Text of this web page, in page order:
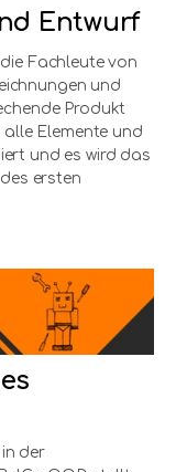
Entwurf
Fachleute von
und
Produkt
Elemente und
und es wird das
ersten
der